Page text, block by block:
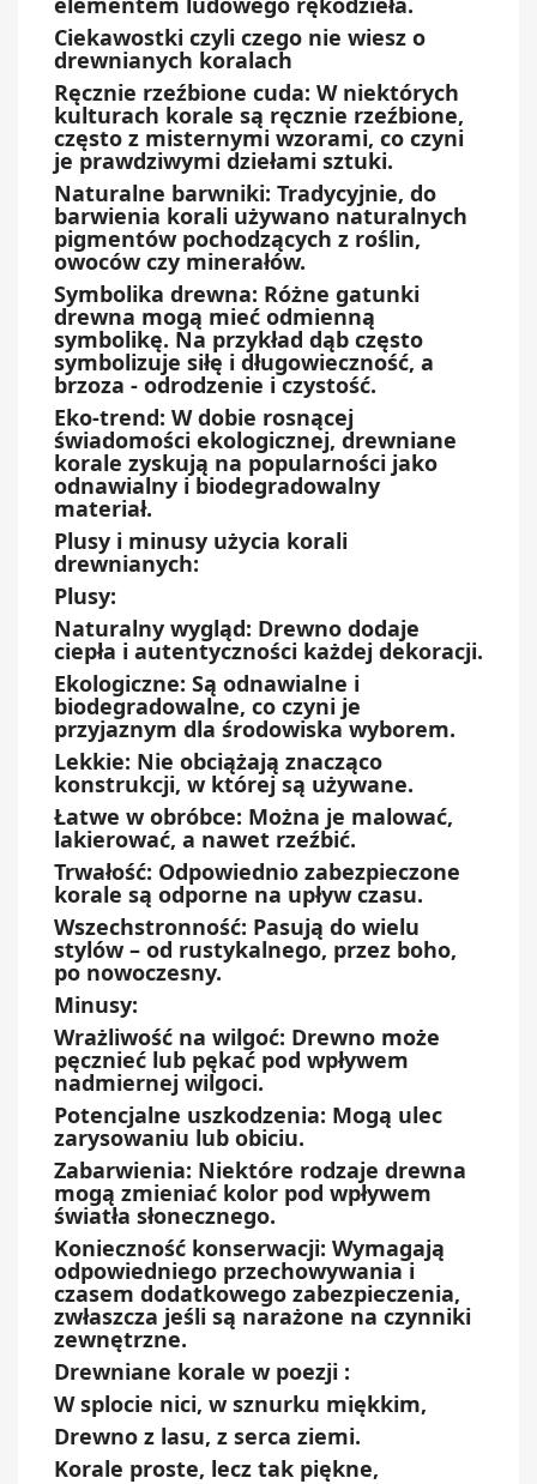
Ciekawostki czyli czego nie wiesz o
drewnianych koralach
Ręcznie rzeźbione cuda: W niektórych
kulturach korale są ręcznie rzeźbione,
często z misternymi wzorami, co czyni
je prawdziwymi dziełami sztuki.
Naturalne barwniki: Tradycyjnie, do
barwienia korali używano naturalnych
pigmentów pochodzących z roślin,
owoców czy minerałów.
Symbolika drewna: Różne gatunki
drewna mogą mieć odmienną
symbolikę. Na przykład dąb często
symbolizuje siłę i długowieczność, a
brzoza - odrodzenie i czystość.
Eko-trend: W dobie rosnącej
świadomości ekologicznej, drewniane
korale zyskują na popularności jako
odnawialny i biodegradowalny
materiał.
Plusy i minusy użycia korali
drewnianych:
Plusy:
Naturalny wygląd: Drewno dodaje
ciepła i autentyczności każdej dekoracji.
Ekologiczne: Są odnawialne i
biodegradowalne, co czyni je
przyjaznym dla środowiska wyborem.
Lekkie: Nie obciążają znacząco
konstrukcji, w której są używane.
Łatwe w obróbce: Można je malować,
lakierować, a nawet rzeźbić.
Trwałość: Odpowiednio zabezpieczone
korale są odporne na upływ czasu.
Wszechstronność: Pasują do wielu
stylów – od rustykalnego, przez boho,
po nowoczesny.
Minusy:
Wrażliwość na wilgoć: Drewno może
pęcznieć lub pękać pod wpływem
nadmiernej wilgoci.
Potencjalne uszkodzenia: Mogą ulec
zarysowaniu lub obiciu.
Zabarwienia: Niektóre rodzaje drewna
mogą zmieniać kolor pod wpływem
światła słonecznego.
Konieczność konserwacji: Wymagają
odpowiedniego przechowywania i
czasem dodatkowego zabezpieczenia,
zwłaszcza jeśli są narażone na czynniki
zewnętrzne.
Drewniane korale w poezji :
W splocie nici, w sznurku miękkim,
Drewno z lasu, z serca ziemi.
Korale proste, lecz tak piękne,